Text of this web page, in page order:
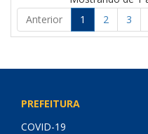
Anterior
1 2 3
PREFEITURA
COVID-19